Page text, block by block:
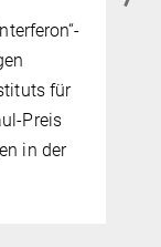
für
Preis
in der